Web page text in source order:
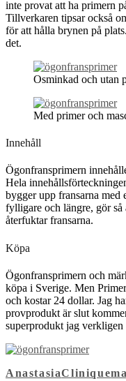
inte provat att ha primern
Tillverkaren tipsar också
för att hålla brynen på
det.
Osminkad och utan
Med primer och
Innehåll
Ögonfransprimern
Hela
bygger upp fransarna med
fylligare och längre, gör så
återfuktar fransarna.
Köpa
Ögonfransprimern och
köpa i Sverige. Men
och kostar 24 dollar. Jag
provprodukt är slut
superprodukt jag verkligen
AnastasiaClinique